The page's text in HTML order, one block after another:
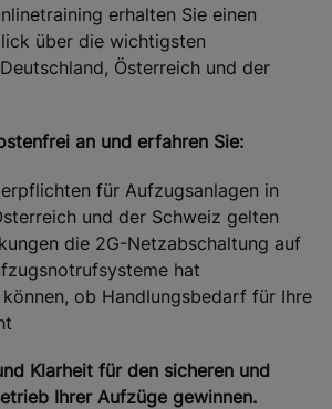
erhalten Sie einen
über die wichtigsten
Österreich und der
an und erfahren Sie:
für Aufzugsanlagen in
und der Schweiz gelten
die 2G-Netzabschaltung auf
hat
ob Handlungsbedarf für Ihre
Klarheit für den sicheren und
Ihrer Aufzüge gewinnen.